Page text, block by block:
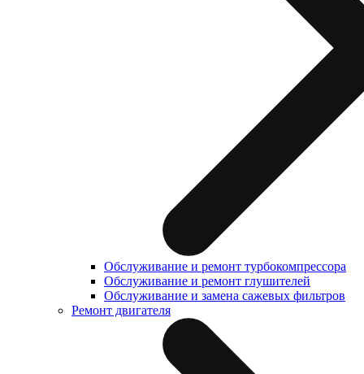
Обслуживание и ремонт турбокомпрессора
Обслуживание и ремонт глушителей
Обслуживание и замена сажевых фильтров
Ремонт двигателя